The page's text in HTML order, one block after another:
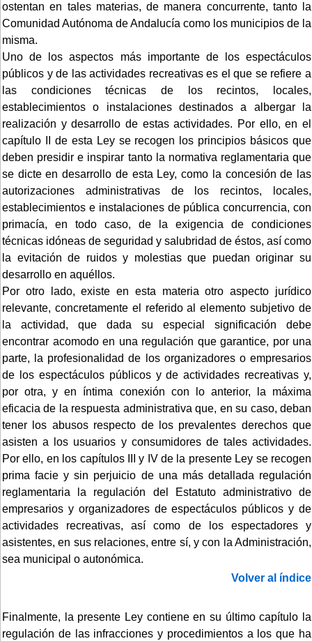
ostentan en tales materias, de manera concurrente, tanto la
Comunidad Autónoma de Andalucía como los municipios de la
misma.
Uno de los aspectos más importante de los espectáculos
públicos y de las actividades recreativas es el que se refiere a
las condiciones técnicas de los recintos, locales,
establecimientos o instalaciones destinados a albergar la
realización y desarrollo de estas actividades. Por ello, en el
capítulo II de esta Ley se recogen los principios básicos que
deben presidir e inspirar tanto la normativa reglamentaria que
se dicte en desarrollo de esta Ley, como la concesión de las
autorizaciones administrativas de los recintos, locales,
establecimientos e instalaciones de pública concurrencia, con
primacía, en todo caso, de la exigencia de condiciones
técnicas idóneas de seguridad y salubridad de éstos, así como
la evitación de ruidos y molestias que puedan originar su
desarrollo en aquéllos.
Por otro lado, existe en esta materia otro aspecto jurídico
relevante, concretamente el referido al elemento subjetivo de
la actividad, que dada su especial significación debe
encontrar acomodo en una regulación que garantice, por una
parte, la profesionalidad de los organizadores o empresarios
de los espectáculos públicos y de actividades recreativas y,
por otra, y en íntima conexión con lo anterior, la máxima
eficacia de la respuesta administrativa que, en su caso, deban
tener los abusos respecto de los prevalentes derechos que
asisten a los usuarios y consumidores de tales actividades.
Por ello, en los capítulos III y IV de la presente Ley se recogen
prima facie y sin perjuicio de una más detallada regulación
reglamentaria la regulación del Estatuto administrativo de
empresarios y organizadores de espectáculos públicos y de
actividades recreativas, así como de los espectadores y
asistentes, en sus relaciones, entre sí, y con la Administración,
sea municipal o autonómica.
Volver al índice
Finalmente, la presente Ley contiene en su último capítulo la
regulación de las infracciones y procedimientos a los que ha